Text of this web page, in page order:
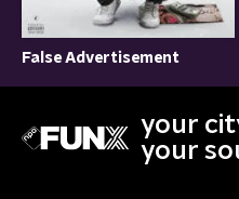
False Advertisement
your
your